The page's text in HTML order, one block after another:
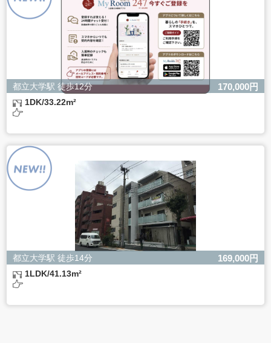
都立大学駅 徒歩12分 170,000円
1DK/33.22m²
都立大学駅 徒歩14分 169,000円
1LDK/41.13m²